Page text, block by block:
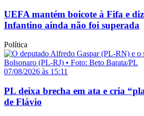
UEFA mantém boicote à Fifa e
Infantino ainda não foi superada
Política
07/08/2026 às 15:11
PL deixa brecha em ata e cria
de Flávio